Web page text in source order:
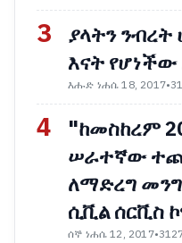
3
ያላትን
እናት የሆነችው
እሑድ ነሐሴ 18, 2017•
4
"ከመስከረም
ሠራተኛው
ለማድረግ
ሲቪል ሰርቪስ
ሰኞ ነሐሴ 12, 2017•